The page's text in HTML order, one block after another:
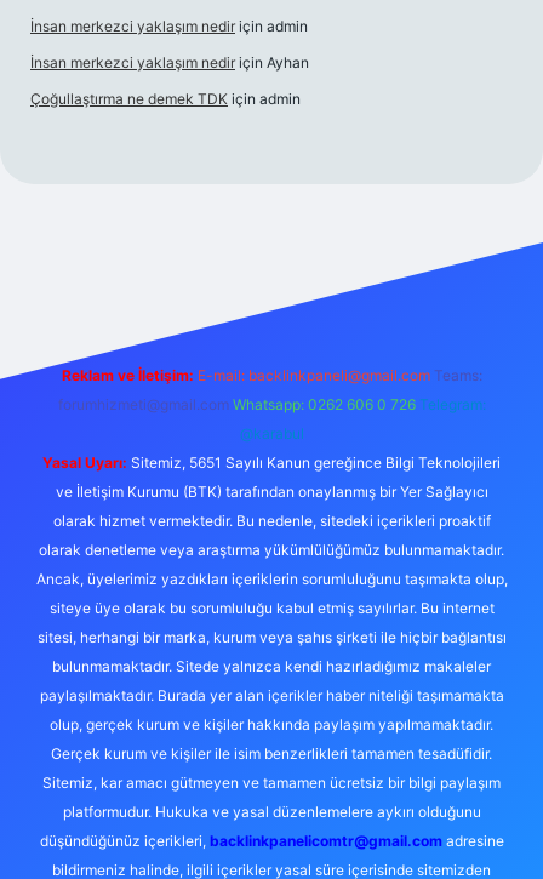
İnsan merkezci yaklaşım nedir için admin
İnsan merkezci yaklaşım nedir için Ayhan
Çoğullaştırma ne demek TDK için admin
Reklam ve İletişim: E-mail: backlinkpaneli@gmail.com Teams:
forumhizmeti@gmail.com Whatsapp: 0262 606 0 726 Telegram:
@karabul
Yasal Uyarı: Sitemiz, 5651 Sayılı Kanun gereğince Bilgi Teknolojileri
ve İletişim Kurumu (BTK) tarafından onaylanmış bir Yer Sağlayıcı
olarak hizmet vermektedir. Bu nedenle, sitedeki içerikleri proaktif
olarak denetleme veya araştırma yükümlülüğümüz bulunmamaktadır.
Ancak, üyelerimiz yazdıkları içeriklerin sorumluluğunu taşımakta olup,
siteye üye olarak bu sorumluluğu kabul etmiş sayılırlar. Bu internet
sitesi, herhangi bir marka, kurum veya şahıs şirketi ile hiçbir bağlantısı
bulunmamaktadır. Sitede yalnızca kendi hazırladığımız makaleler
paylaşılmaktadır. Burada yer alan içerikler haber niteliği taşımamakta
olup, gerçek kurum ve kişiler hakkında paylaşım yapılmamaktadır.
Gerçek kurum ve kişiler ile isim benzerlikleri tamamen tesadüfidir.
Sitemiz, kar amacı gütmeyen ve tamamen ücretsiz bir bilgi paylaşım
platformudur. Hukuka ve yasal düzenlemelere aykırı olduğunu
düşündüğünüz içerikleri, backlinkpanelicomtr@gmail.comadresine
bildirmeniz halinde, ilgili içerikler yasal süre içerisinde sitemizden